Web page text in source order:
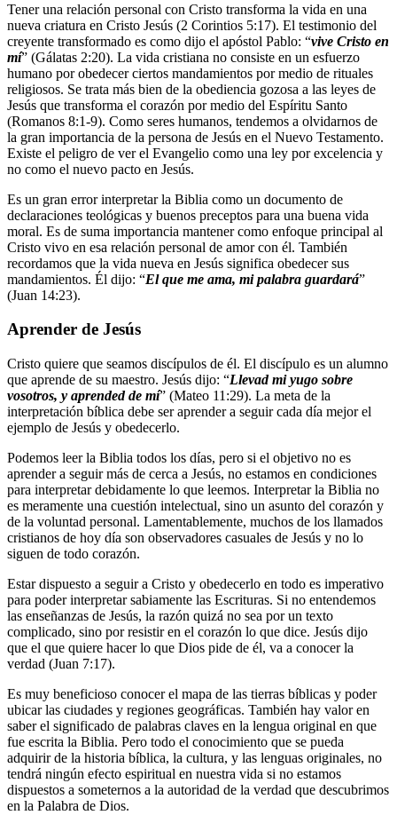
Tener una relación personal con Cristo transforma la vida en una
nueva criatura en Cristo Jesús (2 Corintios 5:17). El testimonio del
creyente transformado es como dijo el apóstol Pablo: “vive Cristo en
mí” (Gálatas 2:20). La vida cristiana no consiste en un esfuerzo
humano por obedecer ciertos mandamientos por medio de rituales
religiosos. Se trata más bien de la obediencia gozosa a las leyes de
Jesús que transforma el corazón por medio del Espíritu Santo
(Romanos 8:1-9). Como seres humanos, tendemos a olvidarnos de
la gran importancia de la persona de Jesús en el Nuevo Testamento.
Existe el peligro de ver el Evangelio como una ley por excelencia y
no como el nuevo pacto en Jesús.
Es un gran error interpretar la Biblia como un documento de
declaraciones teológicas y buenos preceptos para una buena vida
moral. Es de suma importancia mantener como enfoque principal al
Cristo vivo en esa relación personal de amor con él. También
recordamos que la vida nueva en Jesús significa obedecer sus
mandamientos. Él dijo: “El que me ama, mi palabra guardará”
(Juan 14:23).
Aprender de Jesús
Cristo quiere que seamos discípulos de él. El discípulo es un alumno
que aprende de su maestro. Jesús dijo: “Llevad mi yugo sobre
vosotros, y aprended de mí” (Mateo 11:29). La meta de la
interpretación bíblica debe ser aprender a seguir cada día mejor el
ejemplo de Jesús y obedecerlo.
Podemos leer la Biblia todos los días, pero si el objetivo no es
aprender a seguir más de cerca a Jesús, no estamos en condiciones
para interpretar debidamente lo que leemos. Interpretar la Biblia no
es meramente una cuestión intelectual, sino un asunto del corazón y
de la voluntad personal. Lamentablemente, muchos de los llamados
cristianos de hoy día son observadores casuales de Jesús y no lo
siguen de todo corazón.
Estar dispuesto a seguir a Cristo y obedecerlo en todo es imperativo
para poder interpretar sabiamente las Escrituras. Si no entendemos
las enseñanzas de Jesús, la razón quizá no sea por un texto
complicado, sino por resistir en el corazón lo que dice. Jesús dijo
que el que quiere hacer lo que Dios pide de él, va a conocer la
verdad (Juan 7:17).
Es muy beneficioso conocer el mapa de las tierras bíblicas y poder
ubicar las ciudades y regiones geográficas. También hay valor en
saber el significado de palabras claves en la lengua original en que
fue escrita la Biblia. Pero todo el conocimiento que se pueda
adquirir de la historia bíblica, la cultura, y las lenguas originales, no
tendrá ningún efecto espiritual en nuestra vida si no estamos
dispuestos a someternos a la autoridad de la verdad que descubrimos
en la Palabra de Dios.